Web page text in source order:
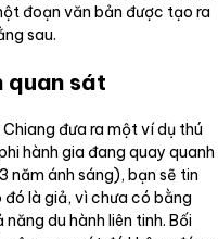
đoạn văn bản được tạo ra
sau.
quan sát
đưa ra một ví dụ thú
hành gia đang quay quanh
năm ánh sáng), bạn sẽ tin
đó là giả, vì chưa có bằng
du hành liên tinh. Bối